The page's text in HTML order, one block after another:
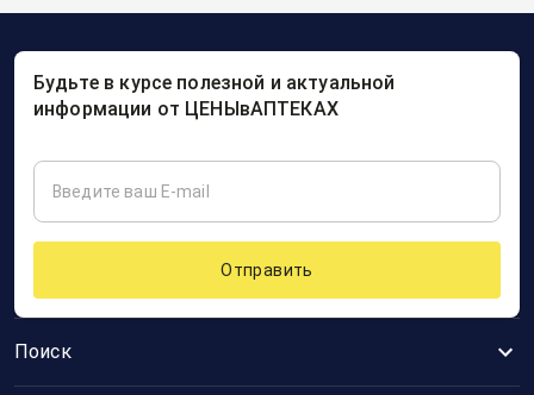
Поиск
Будьте в курсе полезной и актуальной
информации от ЦЕНЫвАПТЕКАХ
Отправить